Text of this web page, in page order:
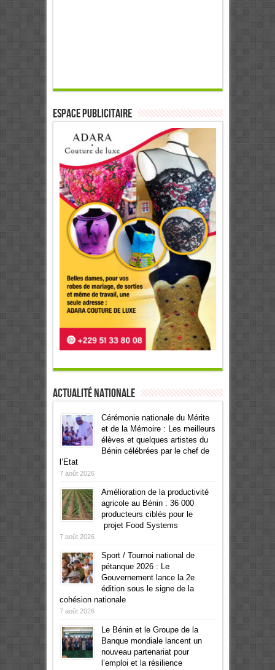
ESPACE PUBLICITAIRE
Actualité Nationale
Cérémonie nationale du Mérite
et de la Mémoire : Les meilleurs
élèves et quelques artistes du
Bénin célébrées par le chef de
l’Etat
7 août 2026
Amélioration de la productivité
agricole au Bénin : 36 000
producteurs ciblés pour le
projet Food Systems
7 août 2026
Sport / Tournoi national de
pétanque 2026 : Le
Gouvernement lance la 2e
édition sous le signe de la
cohésion nationale
7 août 2026
Le Bénin et le Groupe de la
Banque mondiale lancent un
nouveau partenariat pour
l’emploi et la résilience